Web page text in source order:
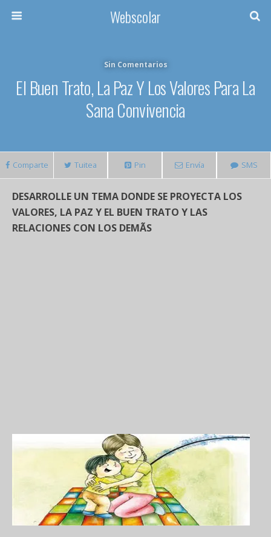
Webscolar
Sin Comentarios
El Buen Trato, La Paz Y Los Valores Para La
Sana Convivencia
Comparte Tuitea Pin Envía SMS
DESARROLLE UN TEMA DONDE SE PROYECTA LOS
VALORES, LA PAZ Y EL BUEN TRATO Y LAS
RELACIONES CON LOS DEMÃS